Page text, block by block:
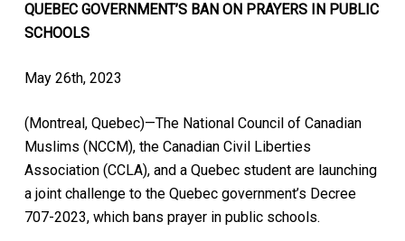
QUEBEC GOVERNMENT’S BAN ON PRAYERS IN PUBLIC
SCHOOLS
May 26th, 2023
(Montreal, Quebec)—The National Council of Canadian
Muslims (NCCM), the Canadian Civil Liberties
Association (CCLA), and a Quebec student are launching
a joint challenge to the Quebec government’s Decree
707-2023, which bans prayer in public schools.